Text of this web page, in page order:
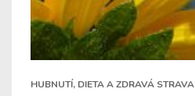
HUBNUTÍ, DIETA A ZDRAVÁ STRAVA